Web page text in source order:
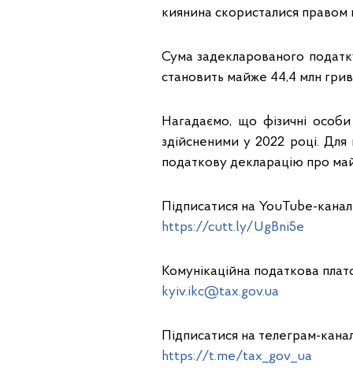
киянина скористалися
Сума задекларованого
становить майже 44,4 млн
Нагадаємо, що фізичні
здійсненими у 2022 році.
податкову декларацію про
Підписатися на YouTube-
https://cutt.ly/UgBni5e
Комунікаційна податкова
kyiv.ikc@tax.gov.ua
Підписатися на телеграм-
https://t.me/tax_gov_ua